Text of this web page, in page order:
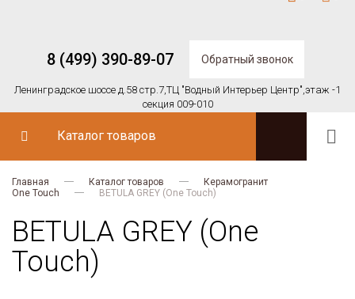
8 (499) 390-89-07 Обратный звонок
Ленинградское шоссе д.58 стр.7,ТЦ "Водный Интерьер Центр",этаж -1
секция 009-010
Каталог товаров
Главная Каталог товаров
Керамогранит
One Touch
BETULA GREY (One Touch)
BETULA GREY (One
Touch)